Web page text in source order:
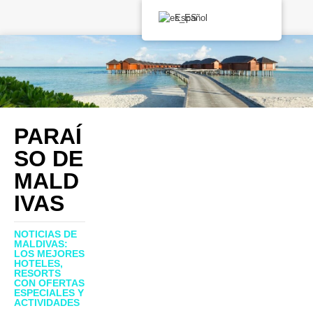
PARAÍ
SO DE
MALD
IVAS
NOTICIAS DE
MALDIVAS:
LOS MEJORES
HOTELES,
RESORTS
CON OFERTAS
ESPECIALES Y
ACTIVIDADES
Español